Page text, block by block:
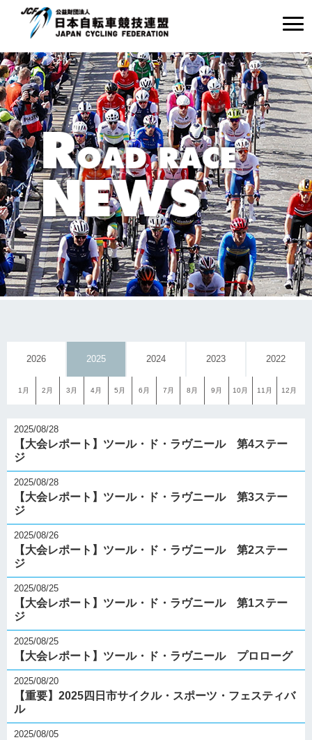
2026 2025 2024 2023 2022
1月 2月 3月 4月 5月 6月 7月 8月 9月 10月 11月 12月
2025/08/28
【大会レポート】ツール・ド・ラヴニール 第4ステー
ジ
2025/08/28
【大会レポート】ツール・ド・ラヴニール 第3ステー
ジ
2025/08/26
【大会レポート】ツール・ド・ラヴニール 第2ステー
ジ
2025/08/25
【大会レポート】ツール・ド・ラヴニール 第1ステー
ジ
2025/08/25
【大会レポート】ツール・ド・ラヴニール プロローグ
2025/08/20
【重要】2025四日市サイクル・スポーツ・フェスティバ
ル
2025/08/05